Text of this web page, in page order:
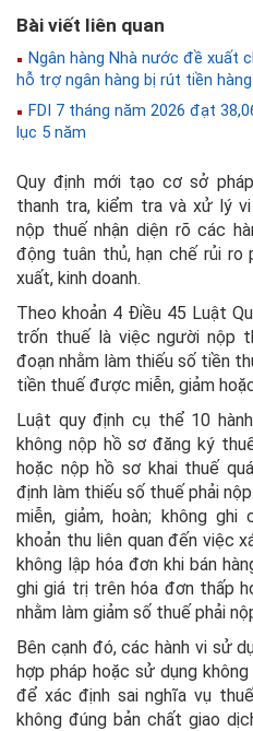
Bài viết liên quan
Ngân hàng Nhà nước đề xuất
hỗ trợ ngân hàng bị rút tiền
FDI 7 tháng năm 2026 đạt
lục 5 năm
Quy định mới tạo cơ sở
thanh tra, kiểm tra và xử lý
nộp thuế nhận diện rõ các
động tuân thủ, hạn chế rủi
xuất, kinh doanh.
Theo khoản 4 Điều 45 Luật
trốn thuế là việc người nộp
đoạn nhằm làm thiếu số tiền
tiền thuế được miễn, giảm
Luật quy định cụ thể 10
không nộp hồ sơ đăng ký
hoặc nộp hồ sơ khai thuế
định làm thiếu số thuế phải
miễn, giảm, hoàn; không
khoản thu liên quan đến việc
không lập hóa đơn khi bán
ghi giá trị trên hóa đơn thấp
nhằm làm giảm số thuế phải
Bên cạnh đó, các hành vi sử
hợp pháp hoặc sử dụng
để xác định sai nghĩa vụ
không đúng bản chất giao